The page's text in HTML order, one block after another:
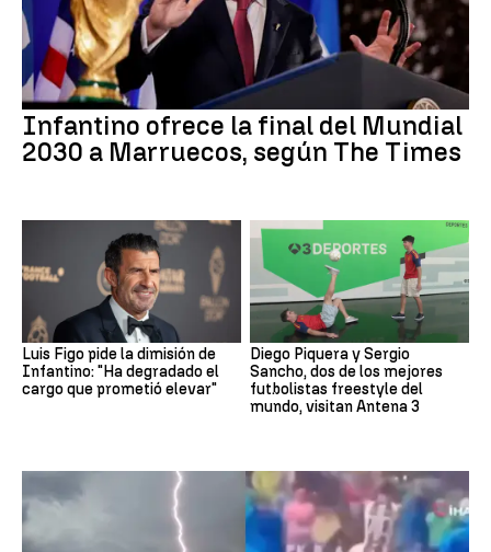
Infantino ofrece la final del Mundial
2030 a Marruecos, según The Times
Luis Figo pide la dimisión de
Infantino: "Ha degradado el
cargo que prometió elevar"
Diego Piquera y Sergio
Sancho, dos de los mejores
futbolistas freestyle del
mundo, visitan Antena 3